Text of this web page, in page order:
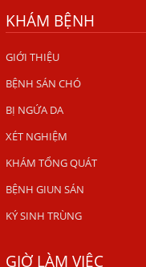
Ăn hải sản sống, coi
TỔNG QUAN VỀ KÉM
HÀ NỘI – NHIỄM BA
VIÊM DA ĐỒNG TIỀN
Tại sao khám bệnh
ngứa?
SÁN TRONG NÃO
KHÁM BỆNH
GIỚI THIỆU
BỆNH SÁN CHÓ
BỊ NGỨA DA
XÉT NGHIỆM
KHÁM TỔNG QUÁT
BỆNH GIUN SÁN
KÝ SINH TRÙNG
GIỜ LÀM VIỆC